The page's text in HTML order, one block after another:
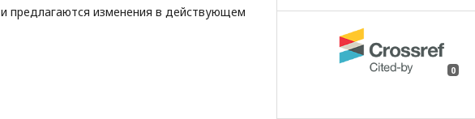
и предлагаются изменения в действующем
0